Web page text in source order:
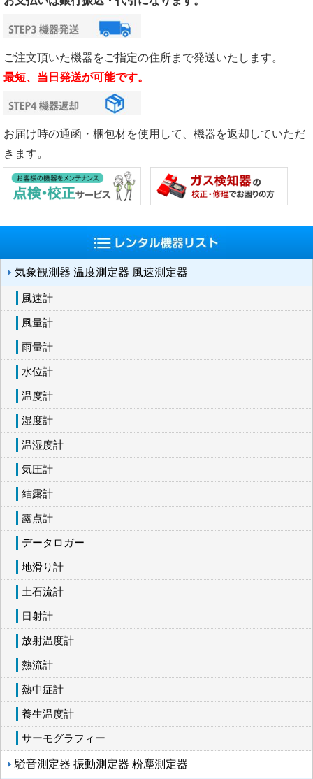
ご注文頂いた機器をご指定の住所まで発送いたします。
最短、当日発送が可能です。
お届け時の通函・梱包材を使用して、機器を返却していただ
きます。
気象観測器 温度測定器 風速測定器
風速計
風量計
雨量計
水位計
温度計
湿度計
温湿度計
気圧計
結露計
露点計
データロガー
地滑り計
土石流計
日射計
放射温度計
熱流計
熱中症計
養生温度計
サーモグラフィー
騒音測定器 振動測定器 粉塵測定器